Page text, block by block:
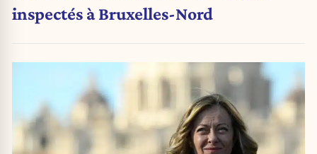
inspectés à Bruxelles-Nord